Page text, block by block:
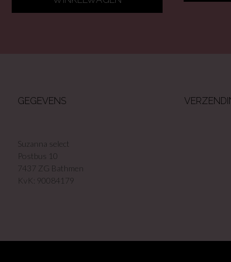
GEGEVENS
Suzanna select
Postbus 10
7437 ZG Bathmen
KvK: 90084179